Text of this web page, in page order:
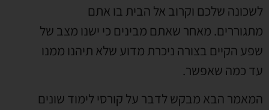
לשכונה שלכם וקרוב אל הבית בו אתם
מתגוררים. מאחר שאתם מבינים כי ישנו מצב של
שפע הקיים בצורה ניכרת מדוע שלא תיהנו ממנו
עד כמה שאפשר.
המאמר הבא מבקש לדבר על קורסי לימוד שונים